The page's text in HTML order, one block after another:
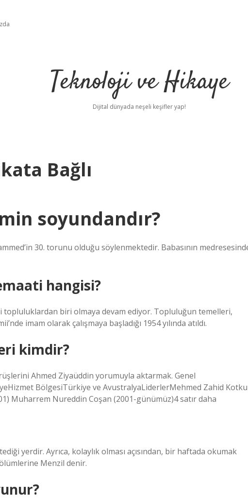
Teknoloji ve Hikaye
Dijital dünyada neşeli keşifler yap!
Bağlı
soyundandır?
30. torunu olduğu söylenmektedir. Babasının
hangisi?
topluluklardan biri olmaya devam ediyor. Topluluğun temelleri,
imam olarak çalışmaya başladığı 1954 yılında atıldı.
kimdir?
Ahmed Ziyaüddin yorumuyla aktarmak. Genel
BölgesiTürkiye ve AvustralyaLiderlerMehmed Zahid Kotku
Muharrem Nureddin Coşan (2001-günümüz)4 satır daha
yerdir. Ayrıca, kolaylık olması açısından, bir haftada okumak
Menzil denir.